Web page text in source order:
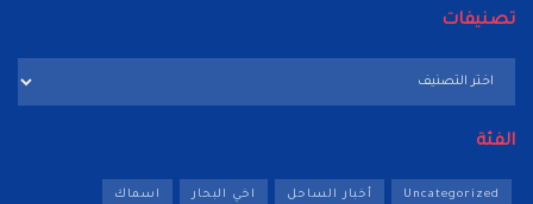
تصنيفات
تصنيفات
الفئة
Uncategorized أخبار الساحل اخي البحار اسماك